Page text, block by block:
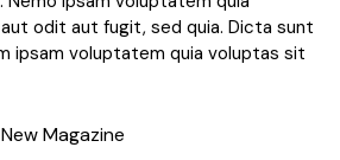
odit aut fugit, sed quia. Dicta sunt
ipsam voluptatem quia voluptas sit
New Magazine